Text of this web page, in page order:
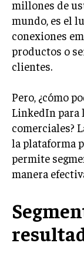
LIFESTYLE
MARKETING
VENTA
VENTAS
millones de
mundo, es el
conexiones
productos o
clientes.
Pero, ¿cómo
LinkedIn para
comerciales?
la plataforma
permite
manera